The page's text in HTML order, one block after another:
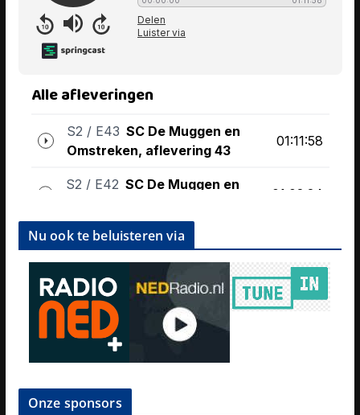
Nu ook te beluisteren via
Onze sponsors